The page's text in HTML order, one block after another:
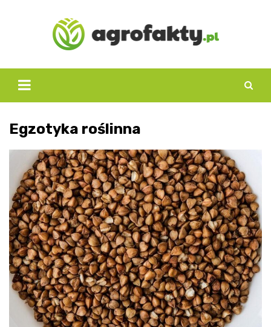
Egzotyka roślinna